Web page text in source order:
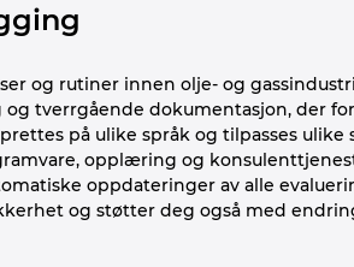
og rutiner innen olje- og
tverrgående dokumentasjon, der
på ulike språk og tilpasses
opplæring og
oppdateringer av alle
og støtter deg også med